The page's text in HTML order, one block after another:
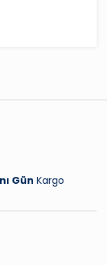
Gün Kargo